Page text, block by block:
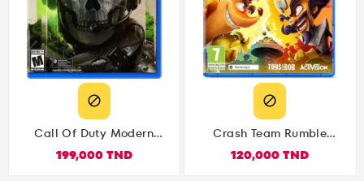

Call Of Duty Modern
Warfare II PS5
199,000 TND

Crash Team Rumble
(PlayStation 5)
120,000 TND